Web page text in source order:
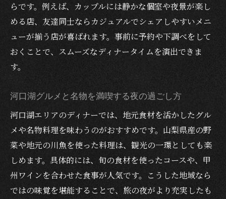
友達同士で盛り上がる安いディナーの選び
方
ランキング上位の人気店でグルメを堪能
名物料理をシェアして夏の思い出作り
おしゃれなディナーで夜景も満喫する方法
子連れグループにもぴったりの夕食スポッ
夏休みの観光後にリラックスできるプラン
夏休みの河口湖観光とディナーの楽しみ方
ベストシーズンの河口湖で涼しいディナー
を堪能
観光と合わせて楽しむ名物ディナーの魅力
らです。例えば、カップルには静かな個室や夜景が楽し
める店、友達同士ならカジュアルでシェアしやすいメニ
ューが揃う店が喜ばれます。事前に予約や下調べをして
おくことで、スムーズなディナータイムを演出できま
す。
河口湖グルメと名物を満喫する夜の過ごし方
河口湖エリアのディナーでは、地元食材を活かしたグル
メや名物料理を味わうのがおすすめです。山梨県産の野
菜や地元の川魚を使った料理は、観光の一環としても楽
しめます。具体的には、旬の食材を使ったコースや、甲
州ワインを合わせた食事が人気です。こうした地域なら
ではの味覚を堪能することで、旅の夜がより充実したも